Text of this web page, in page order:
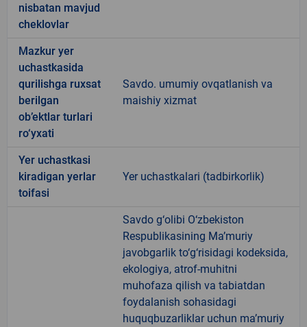
nisbatan mavjud
cheklovlar
Mazkur yer
uchastkasida
qurilishga ruxsat
berilgan
ob’ektlar turlari
ro‘yxati
Savdo. umumiy ovqatlanish va
maishiy xizmat
Yer uchastkasi
kiradigan yerlar
toifasi
Yer uchastkalari (tadbirkorlik)
Savdo g‘olibi O‘zbekiston
Respublikasining Ma’muriy
javobgarlik to‘g‘risidagi kodeksida,
ekologiya, atrof-muhitni
muhofaza qilish va tabiatdan
foydalanish sohasidagi
huquqbuzarliklar uchun ma’muriy